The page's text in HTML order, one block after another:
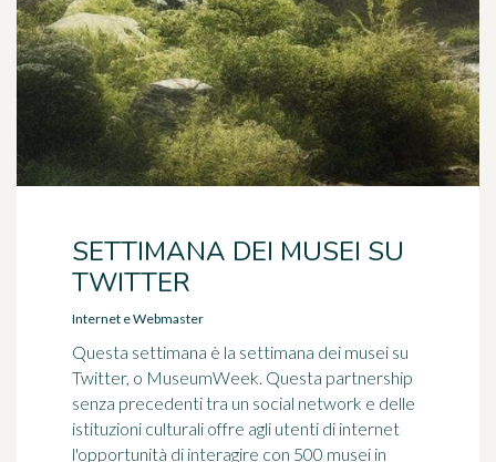
SETTIMANA DEI MUSEI SU
TWITTER
Internet e Webmaster
Questa settimana è la settimana dei musei su
Twitter, o MuseumWeek. Questa partnership
senza precedenti tra un social network e delle
istituzioni culturali offre agli utenti di internet
l'opportunità di interagire con 500 musei in